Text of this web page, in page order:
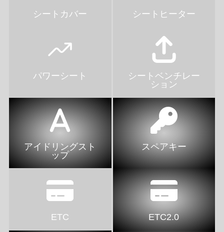
シートカバー シートヒーター
パワーシート
シートベンチレー
ション
アイドリングスト
ップ
スペアキー
ETC ETC2.0